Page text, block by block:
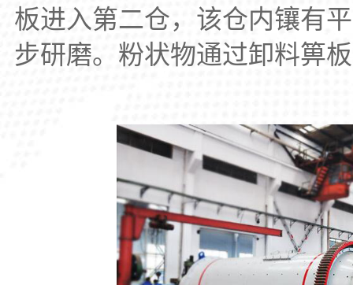
板进入第二仓，该仓内镶有
步研磨。粉状物通过卸料箅